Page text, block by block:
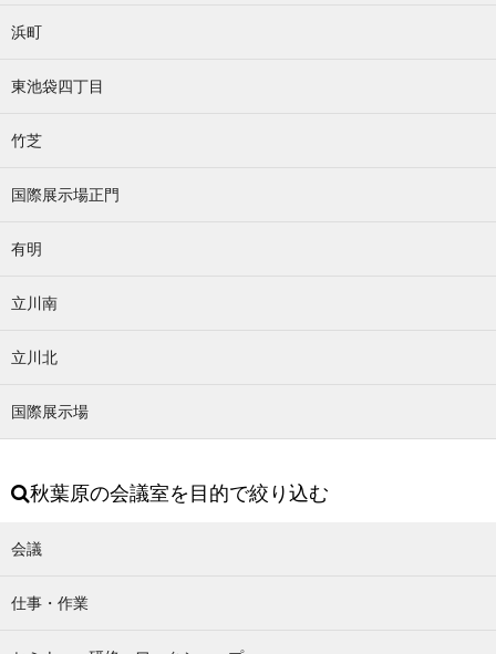
浜町
東池袋四丁目
竹芝
国際展示場正門
有明
立川南
立川北
国際展示場
秋葉原の会議室を目的で絞り込む
会議
仕事・作業